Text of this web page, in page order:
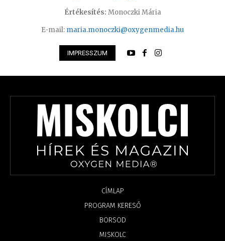
Értékesítés: Monoczki Mária
E-mail: maria.monoczki@oxygenmedia.hu
IMPRESSZUM
CÍMLAP
PROGRAM KERESŐ
BORSOD
MISKOLC